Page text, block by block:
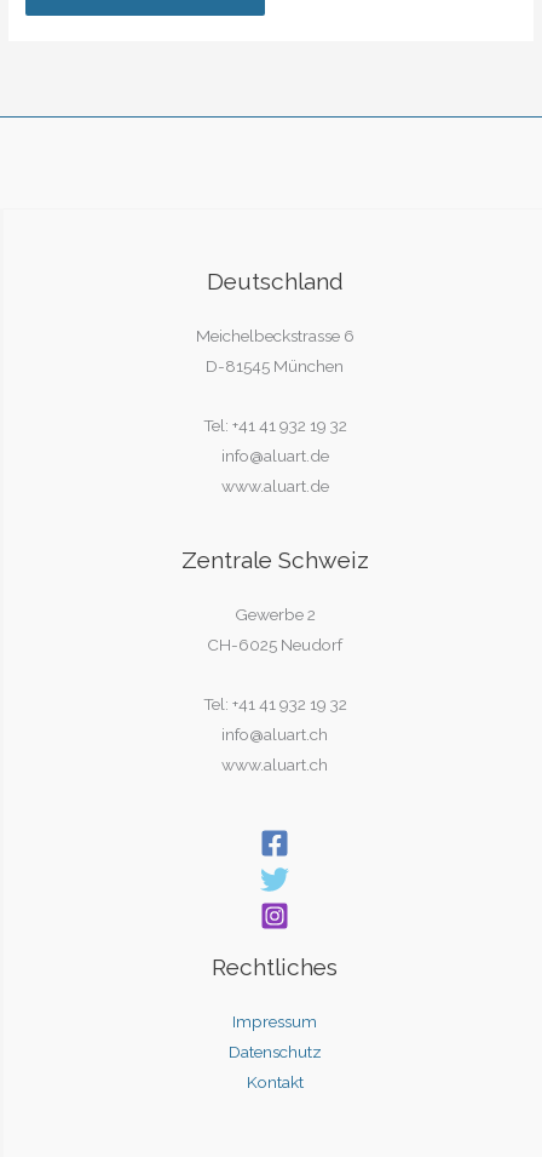
Deutschland
Meichelbeckstrasse 6
D-81545 München
Tel: +41 41 932 19 32
info@aluart.de
www.aluart.de
Zentrale Schweiz
Gewerbe 2
CH-6025 Neudorf
Tel: +41 41 932 19 32
info@aluart.ch
www.aluart.ch
Rechtliches
Impressum
Datenschutz
Kontakt